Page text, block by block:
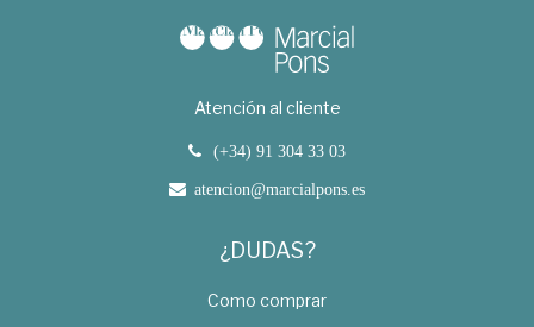
Atención al cliente
(+34) 91 304 33 03
atencion@marcialpons.es
¿DUDAS?
Como comprar